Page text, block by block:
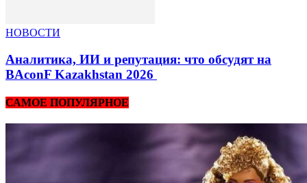
НОВОСТИ
Аналитика, ИИ и репутация: что обсудят на
BAconF Kazakhstan 2026
САМОЕ ПОПУЛЯРНОЕ